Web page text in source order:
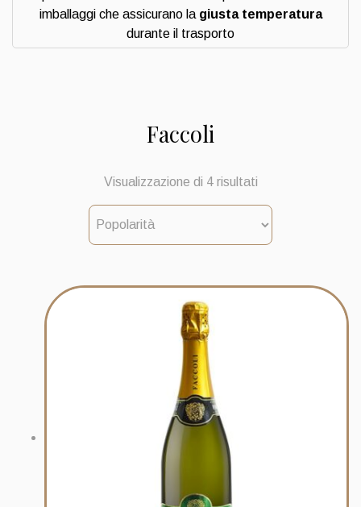
imballaggi che assicurano la giusta temperatura
durante il trasporto
Faccoli
Visualizzazione di 4 risultatiPopolarità